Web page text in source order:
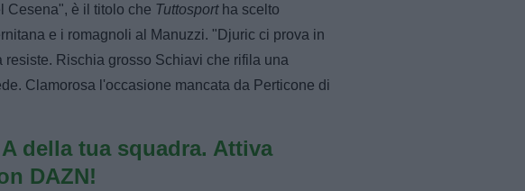
Cesena", è il titolo che Tuttosportha scelto
e i romagnoli al Manuzzi. "Djuric ci prova in
Rischia grosso Schiavi che rifila una
Clamorosa l'occasione mancata da Perticone di
della tua squadra. Attiva
DAZN!